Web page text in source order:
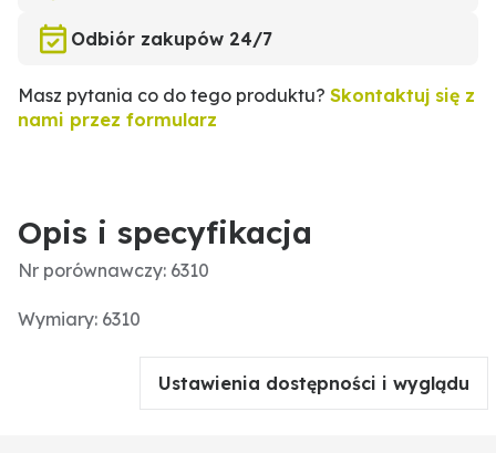
Odbiór zakupów 24/7
Masz pytania co do tego produktu? Skontaktuj się z
nami przez formularz
Opis i specyfikacja
Nr porównawczy: 6310
Wymiary: 6310
Ustawienia dostępności i wyglądu